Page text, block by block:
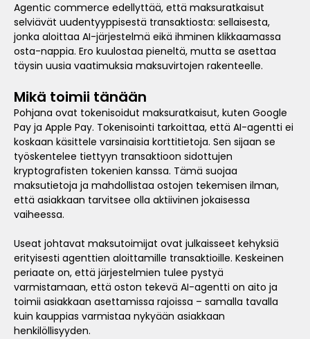
Agentic commerce edellyttää, että maksuratkaisut
selviävät uudentyyppisestä transaktiosta: sellaisesta,
jonka aloittaa AI-järjestelmä eikä ihminen klikkaamassa
osta-nappia. Ero kuulostaa pieneltä, mutta se asettaa
täysin uusia vaatimuksia maksuvirtojen rakenteelle.
Mikä toimii tänään
Pohjana ovat tokenisoidut maksuratkaisut, kuten Google
Pay ja Apple Pay. Tokenisointi tarkoittaa, että AI-agentti ei
koskaan käsittele varsinaisia korttitietoja. Sen sijaan se
työskentelee tiettyyn transaktioon sidottujen
kryptografisten tokenien kanssa. Tämä suojaa
maksutietoja ja mahdollistaa ostojen tekemisen ilman,
että asiakkaan tarvitsee olla aktiivinen jokaisessa
vaiheessa.
Useat johtavat maksutoimijat ovat julkaisseet kehyksiä
erityisesti agenttien aloittamille transaktioille. Keskeinen
periaate on, että järjestelmien tulee pystyä
varmistamaan, että oston tekevä AI-agentti on aito ja
toimii asiakkaan asettamissa rajoissa – samalla tavalla
kuin kauppias varmistaa nykyään asiakkaan
henkilöllisyyden.